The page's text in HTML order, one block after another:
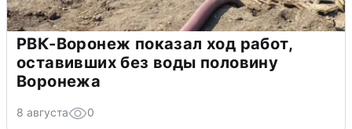
РВК-Воронеж показал ход работ,
оставивших без воды половину
Воронежа
8 августа 0